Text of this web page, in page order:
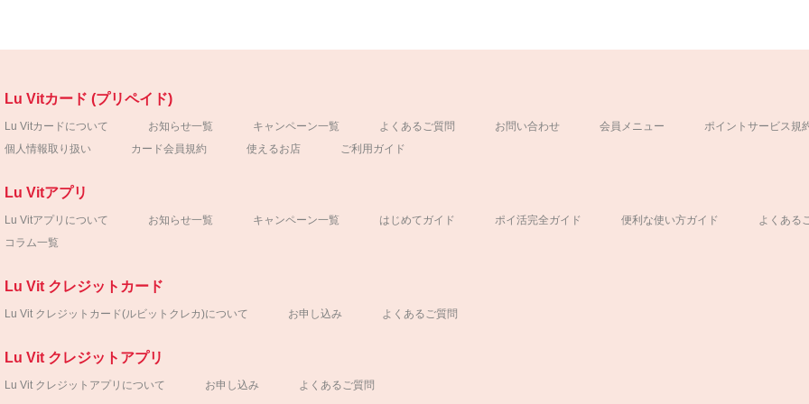
Lu Vitカード (プリペイド)
Lu Vitカードについて お知らせ一覧 キャンペーン一覧 よくあるご質問 お問い合わせ 会員メニュー
ポイントサービス規
個人情報取り扱い
カード会員規約 使えるお店 ご利用ガイド
Lu Vitアプリ
Lu Vitアプリについて お知らせ一覧 キャンペーン一覧 はじめてガイド ポイ活完全ガイド 便利な使い方ガイド
よくある
コラム一覧
Lu Vit クレジットカード
Lu Vit クレジットカード(ルビットクレカ)について お申し込み よくあるご質問
Lu Vit クレジットアプリ
Lu Vit クレジットアプリについて お申し込み よくあるご質問